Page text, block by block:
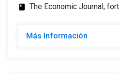
class The Economic Journal,
Más Información